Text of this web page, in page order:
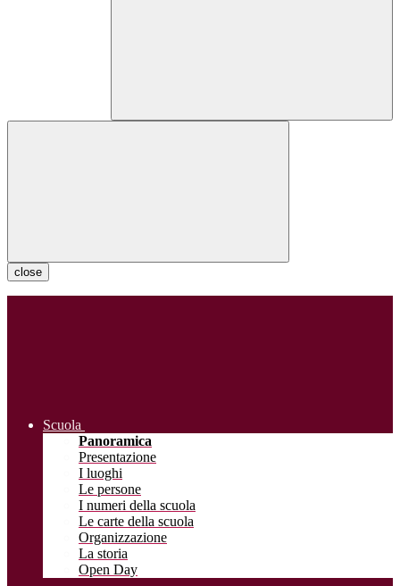
close
Scuola
Panoramica
Presentazione
I luoghi
Le persone
I numeri della scuola
Le carte della scuola
Organizzazione
La storia
Open Day